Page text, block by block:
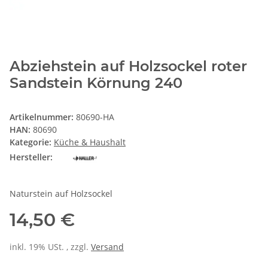
Abziehstein auf Holzsockel roter
Sandstein Körnung 240
Artikelnummer: 80690-HA
HAN: 80690
Kategorie: Küche & Haushalt
Hersteller:
Naturstein auf Holzsockel
14,50 €
inkl. 19% USt. , zzgl. Versand